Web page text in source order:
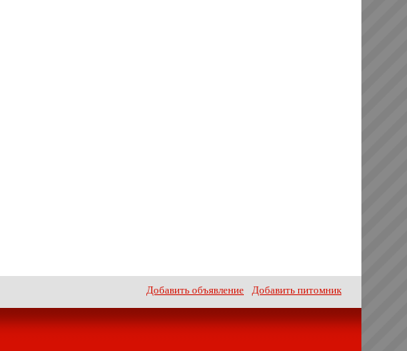
Добавить объявление Добавить питомник